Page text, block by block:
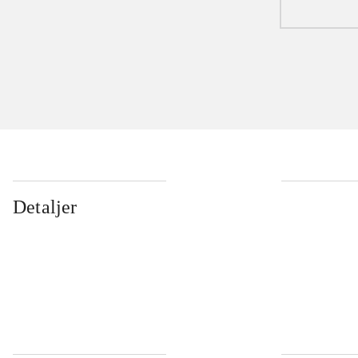
Detaljer